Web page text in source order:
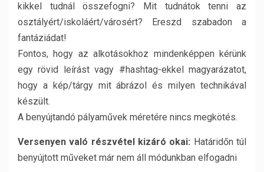
kikkel tudnál összefogni? Mit tudnátok tenni az
osztályért/iskoláért/városért? Ereszd szabadon a
fantáziádat!
Fontos, hogy az alkotásokhoz mindenképpen kérünk
egy rövid leírást vagy #hashtag-ekkel magyarázatot,
hogy a kép/tárgy mit ábrázol és milyen technikával
készült.
A benyújtandó pályaművek méretére nincs megkötés.
Versenyen való részvétel kizáró okai: Határidőn túl
benyújtott műveket már nem áll módunkban elfogadni